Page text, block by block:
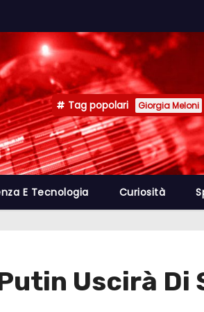
Tag popolari Giorgia Meloni
E Tecnologia Curiosità
Uscirà Di